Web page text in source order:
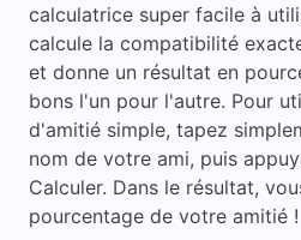
calculatrice super facile à
calcule la compatibilité
et donne un résultat en
bons l'un pour l'autre. Pour
d'amitié simple, tapez
nom de votre ami, puis
Calculer. Dans le résultat,
pourcentage de votre amitié !